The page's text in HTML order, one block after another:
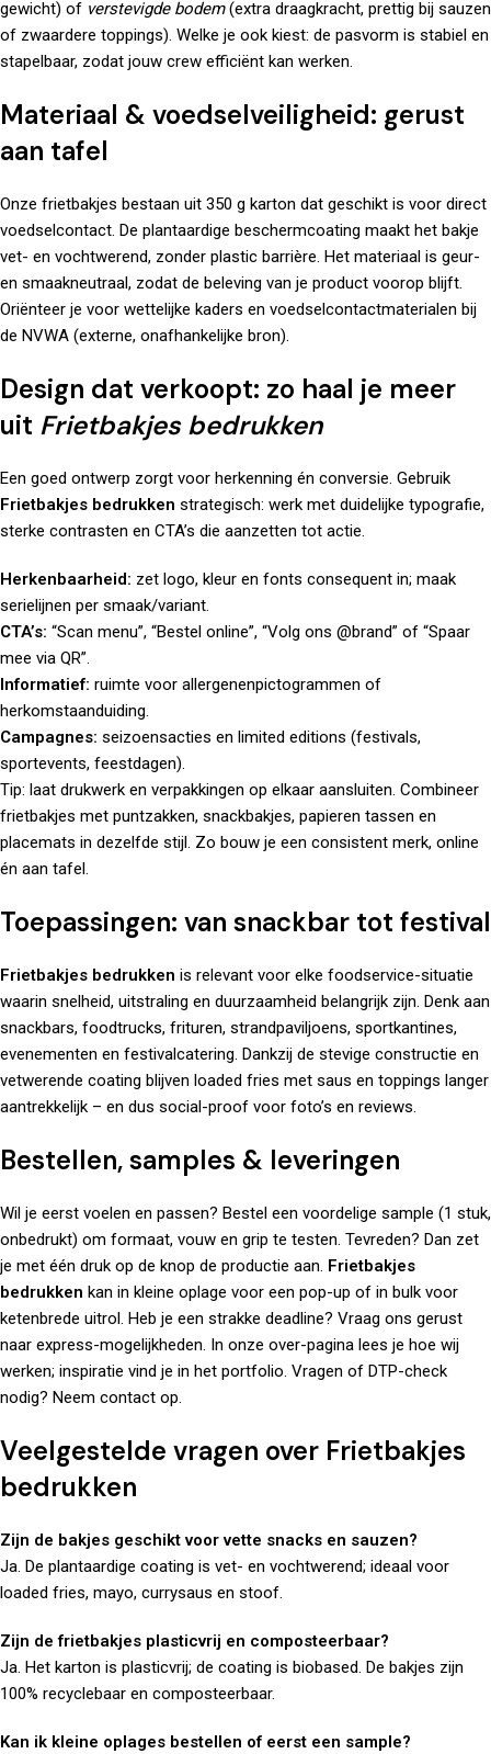
gewicht) of verstevigde bodem(extra draagkracht, prettig bij sauzen
of zwaardere toppings). Welke je ook kiest: de pasvorm is stabiel en
stapelbaar, zodat jouw crew efficiënt kan werken.
Materiaal & voedselveiligheid: gerust
aan tafel
Onze frietbakjes bestaan uit 350 g karton dat geschikt is voor direct
voedselcontact. De plantaardige beschermcoating maakt het bakje
vet- en vochtwerend, zonder plastic barrière. Het materiaal is geur-
en smaakneutraal, zodat de beleving van je product voorop blijft.
Oriënteer je voor wettelijke kaders en voedselcontactmaterialen bij
de NVWA (externe, onafhankelijke bron).
Design dat verkoopt: zo haal je meer
uit Frietbakjes bedrukken
Een goed ontwerp zorgt voor herkenning én conversie. Gebruik
Frietbakjes bedrukken strategisch: werk met duidelijke typografie,
sterke contrasten en CTA’s die aanzetten tot actie.
Herkenbaarheid: zet logo, kleur en fonts consequent in; maak
serielijnen per smaak/variant.
CTA’s: “Scan menu”, “Bestel online”, “Volg ons @brand” of “Spaar
mee via QR”.
Informatief: ruimte voor allergenenpictogrammen of
herkomstaanduiding.
Campagnes: seizoensacties en limited editions (festivals,
sportevents, feestdagen).
Tip: laat drukwerk en verpakkingen op elkaar aansluiten. Combineer
frietbakjes met puntzakken, snackbakjes, papieren tassen en
placemats in dezelfde stijl. Zo bouw je een consistent merk, online
én aan tafel.
Toepassingen: van snackbar tot festival
Frietbakjes bedrukken is relevant voor elke foodservice-situatie
waarin snelheid, uitstraling en duurzaamheid belangrijk zijn. Denk aan
snackbars, foodtrucks, frituren, strandpaviljoens, sportkantines,
evenementen en festivalcatering. Dankzij de stevige constructie en
vetwerende coating blijven loaded fries met saus en toppings langer
aantrekkelijk – en dus social-proof voor foto’s en reviews.
Bestellen, samples & leveringen
Wil je eerst voelen en passen? Bestel een voordelige sample (1 stuk,
onbedrukt) om formaat, vouw en grip te testen. Tevreden? Dan zet
je met één druk op de knop de productie aan. Frietbakjes
bedrukken kan in kleine oplage voor een pop-up of in bulk voor
ketenbrede uitrol. Heb je een strakke deadline? Vraag ons gerust
naar express-mogelijkheden. In onze over-pagina lees je hoe wij
werken; inspiratie vind je in het portfolio. Vragen of DTP-check
nodig? Neem contact op.
Veelgestelde vragen over Frietbakjes
bedrukken
Zijn de bakjes geschikt voor vette snacks en sauzen?
Ja. De plantaardige coating is vet- en vochtwerend; ideaal voor
loaded fries, mayo, currysaus en stoof.
Zijn de frietbakjes plasticvrij en composteerbaar?
Ja. Het karton is plasticvrij; de coating is biobased. De bakjes zijn
100% recyclebaar en composteerbaar.
Kan ik kleine oplages bestellen of eerst een sample?